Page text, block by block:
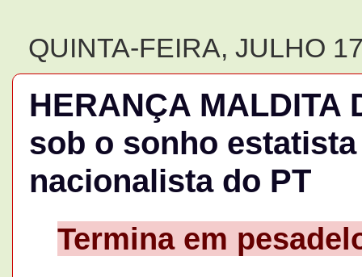
QUINTA-FEIRA, JULHO
HERANÇA MALDITA
sob o sonho
nacionalista do PT
Termina em